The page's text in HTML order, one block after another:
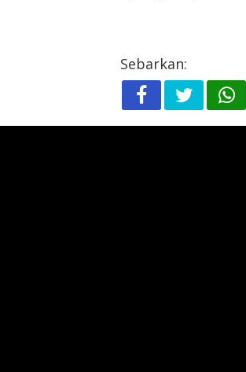
Sebarkan: